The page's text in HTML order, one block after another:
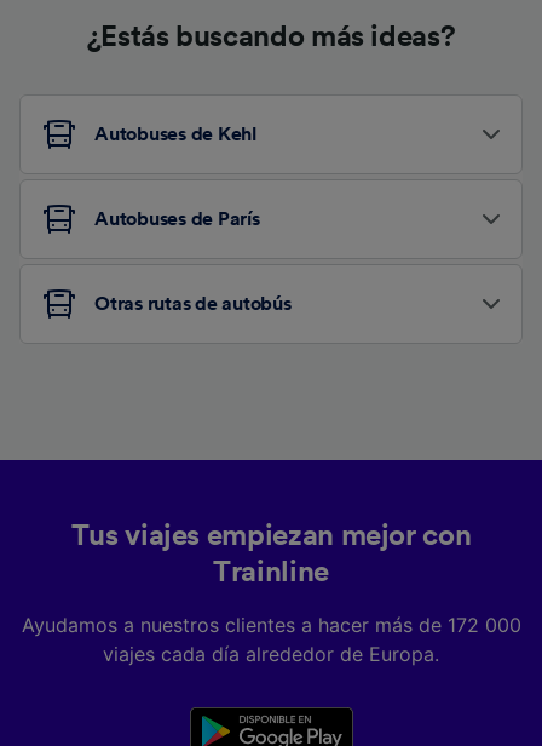
¿Estás buscando más ideas?
Autobuses de Kehl
Autobuses de París
Otras rutas de autobús
Tus viajes empiezan mejor con
Trainline
Ayudamos a nuestros clientes a hacer más de 172 000
viajes cada día alrededor de Europa.